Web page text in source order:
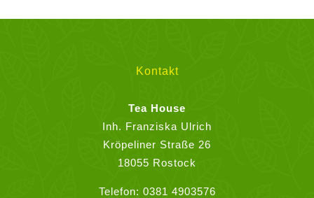
Produktseite
gewählt
werden
Kontakt
Tea House
Inh. Franziska Ulrich
Kröpeliner Straße 26
18055 Rostock
Telefon: 0381 4903576